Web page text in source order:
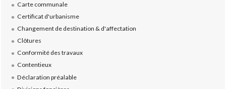
Carte communale
Certificat d'urbanisme
Changement de destination & d'affectation
Clôtures
Conformité des travaux
Contentieux
Déclaration préalable